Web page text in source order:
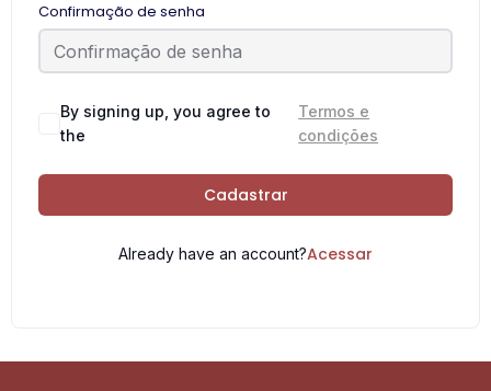
Confirmação de senha
By signing up, you agree to
the
Termos e
condições
Cadastrar
Already have an account?Acessar